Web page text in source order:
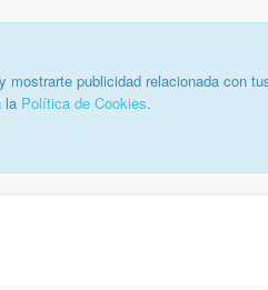
publicidad relacionada con
la Política de Cookies.